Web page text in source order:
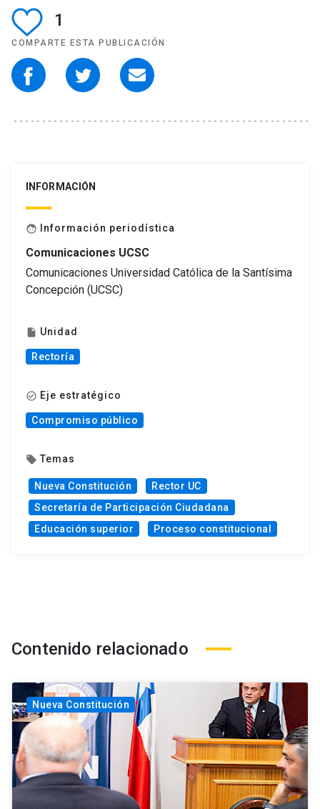
1
COMPARTE ESTA PUBLICACIÓN
INFORMACIÓN
face Información periodística
Comunicaciones UCSC
Comunicaciones Universidad Católica de la Santísima
Concepción (UCSC)
insert_drive_file Unidad
Rectoría
check_circle_outline Eje estratégico
Compromiso público
local_offer Temas
Nueva Constitución
Rector UC
Secretaría de Participación Ciudadana
Educación superior
Proceso constitucional
Contenido relacionado
Nueva Constitución